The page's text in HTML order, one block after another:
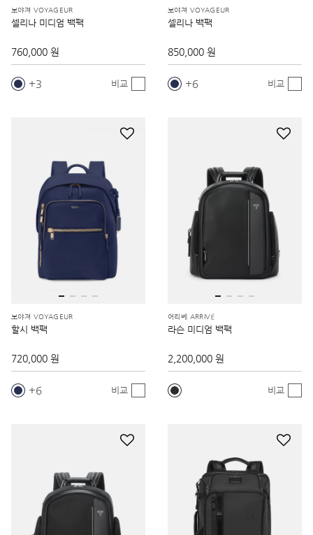
보야져 VOYAGEUR
셀리나 미디엄 백팩
760,000 원
3 비교
보야져 VOYAGEUR
셀리나 백팩
850,000 원
6 비교
보야져 VOYAGEUR
할시 백팩
720,000 원
6 비교
어리베 ARRIVÉ
라슨 미디엄 백팩
2,200,000 원
비교